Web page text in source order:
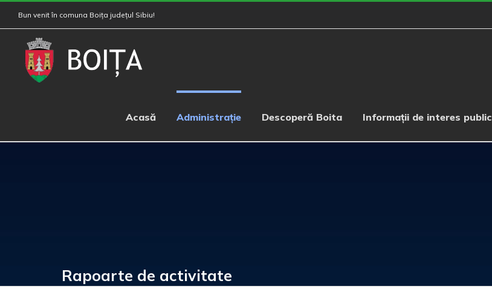
to
content
Bun venit în comuna Boița județul Sibiu!
Acasă Administrație Descoperă Boita Informații de interes public
Rapoarte de activitate